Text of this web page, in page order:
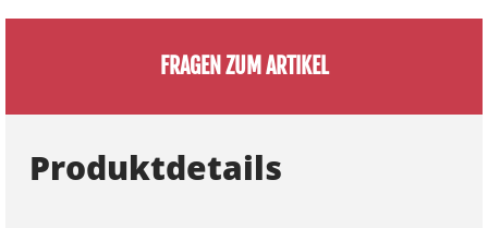
FRAGEN ZUM ARTIKEL
Produktdetails